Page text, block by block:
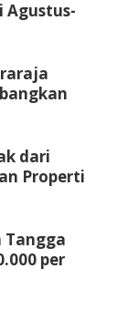
Agustus-
dari
Properti
Tangga
per